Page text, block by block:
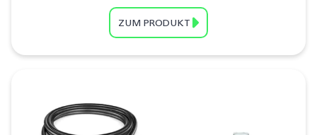
ZUM PRODUKT